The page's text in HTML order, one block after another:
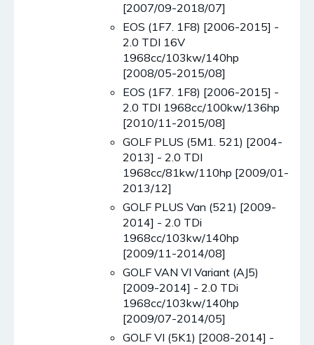
[2007/09-2018/07]
EOS (1F7. 1F8) [2006-2015] -
2.0 TDI 16V
1968cc/103kw/140hp
[2008/05-2015/08]
EOS (1F7. 1F8) [2006-2015] -
2.0 TDI 1968cc/100kw/136hp
[2010/11-2015/08]
GOLF PLUS (5M1. 521) [2004-
2013] - 2.0 TDI
1968cc/81kw/110hp [2009/01-
2013/12]
GOLF PLUS Van (521) [2009-
2014] - 2.0 TDi
1968cc/103kw/140hp
[2009/11-2014/08]
GOLF VAN VI Variant (AJ5)
[2009-2014] - 2.0 TDi
1968cc/103kw/140hp
[2009/07-2014/05]
GOLF VI (5K1) [2008-2014] -